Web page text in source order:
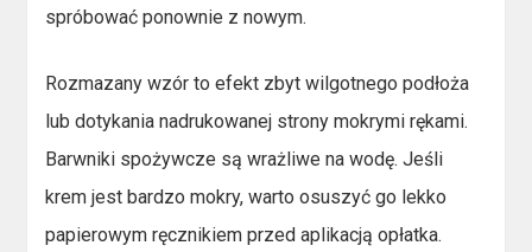
spróbować ponownie z nowym.
Rozmazany wzór to efekt zbyt wilgotnego podłoża
lub dotykania nadrukowanej strony mokrymi rękami.
Barwniki spożywcze są wrażliwe na wodę. Jeśli
krem jest bardzo mokry, warto osuszyć go lekko
papierowym ręcznikiem przed aplikacją opłatka.